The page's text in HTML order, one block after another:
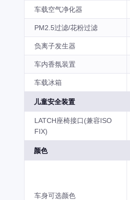
车载空气净化器
PM2.5过滤/花粉过滤
负离子发生器
车内香氛装置
车载冰箱
儿童安全装置
LATCH座椅接口(兼容ISO
FIX)
颜色
车身可选颜色